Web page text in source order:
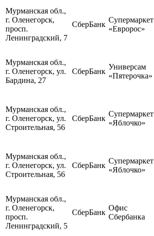
Мурманская обл.,
г. Оленегорск,
просп.
Ленинградский, 7
СберБанк
Супермаркет
«Евророс»
Мурманская обл.,
г. Оленегорск, ул.
Бардина, 27
СберБанк
Универсам
«Пятерочка»
Мурманская обл.,
г. Оленегорск, ул.
Строительная, 56
СберБанк
Супермаркет
«Яблочко»
Мурманская обл.,
г. Оленегорск, ул.
Строительная, 56
СберБанк
Супермаркет
«Яблочко»
Мурманская обл.,
г. Оленегорск,
просп.
Ленинградский, 5
СберБанк
Офис
Сбербанка